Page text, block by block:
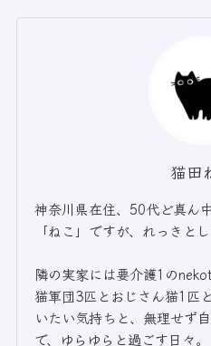
猫田
神奈川県在住、50代ど真ん
「ねこ」ですが、れっきと
隣の実家には要介護1の
猫軍団3匹とおじさん猫1匹
いたい気持ちと、無理せず
で、ゆらゆらと過ごす日々。